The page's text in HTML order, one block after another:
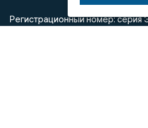
Регистрационный номер:
августа 2020 г. согласно